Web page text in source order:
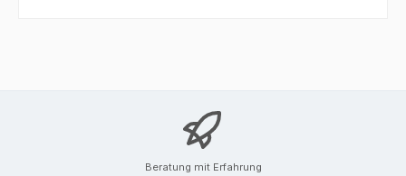
Beratung mit Erfahrung